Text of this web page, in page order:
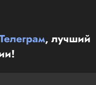
, лучший